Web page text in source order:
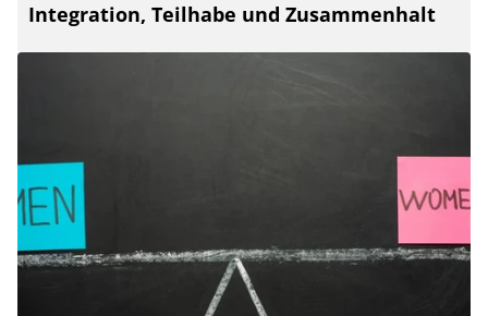
Integration, Teilhabe und Zusammenhalt